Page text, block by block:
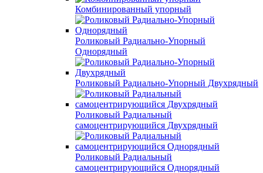
Комбинированный упорный
Роликовый Радиально-Упорный
Однорядный
Роликовый Радиально-Упорный Двухрядный
Роликовый Радиальный
самоцентрирующийся Двухрядный
Роликовый Радиальный
самоцентрирующийся Однорядный